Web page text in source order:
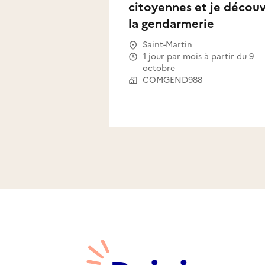
citoyennes et je
la gendarmerie
Saint-Martin
1 jour par mois à partir du 9
octobre
COMGEND988